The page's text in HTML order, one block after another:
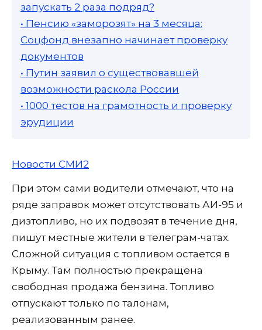
запускать 2 раза подряд?
• Пенсию «заморозят» на 3 месяца:
Соцфонд внезапно начинает проверку
документов
• Путин заявил о существовавшей
возможности раскола России
• 1000 тестов на грамотность и проверку
эрудиции
Новости СМИ2
При этом сами водители отмечают, что на
ряде заправок может отсутствовать АИ-95 и
дизтопливо, но их подвозят в течение дня,
пишут местные жители в телеграм-чатах.
Сложной ситуация с топливом остается в
Крыму. Там полностью прекращена
свободная продажа бензина. Топливо
отпускают только по талонам,
реализованным ранее.